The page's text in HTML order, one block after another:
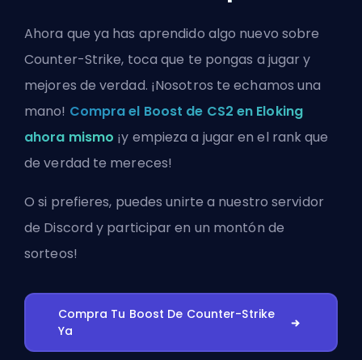
Ahora que ya has aprendido algo nuevo sobre
Counter-Strike, toca que te pongas a jugar y
mejores de verdad. ¡Nosotros te echamos una
mano! Compra el Boost de CS2 en Eloking
ahora mismo ¡y empieza a jugar en el rank que
de verdad te mereces!
O si prefieres, puedesunirte a nuestro servidor
de Discord y participar en un montón de
sorteos!
Compra Tu Boost De Counter-Strike
Ya